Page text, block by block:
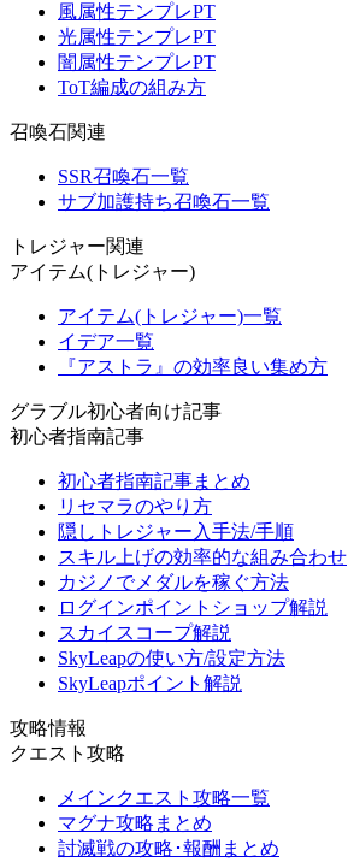
風属性テンプレPT
光属性テンプレPT
闇属性テンプレPT
ToT編成の組み方
召喚石関連
SSR召喚石一覧
サブ加護持ち召喚石一覧
トレジャー関連
アイテム(トレジャー)
アイテム(トレジャー)一覧
イデア一覧
『アストラ』の効率良い集め方
グラブル初心者向け記事
初心者指南記事
初心者指南記事まとめ
リセマラのやり方
隠しトレジャー入手法/手順
スキル上げの効率的な組み合わせ
カジノでメダルを稼ぐ方法
ログインポイントショップ解説
スカイスコープ解説
SkyLeapの使い方/設定方法
SkyLeapポイント解説
攻略情報
クエスト攻略
メインクエスト攻略一覧
マグナ攻略まとめ
討滅戦の攻略･報酬まとめ